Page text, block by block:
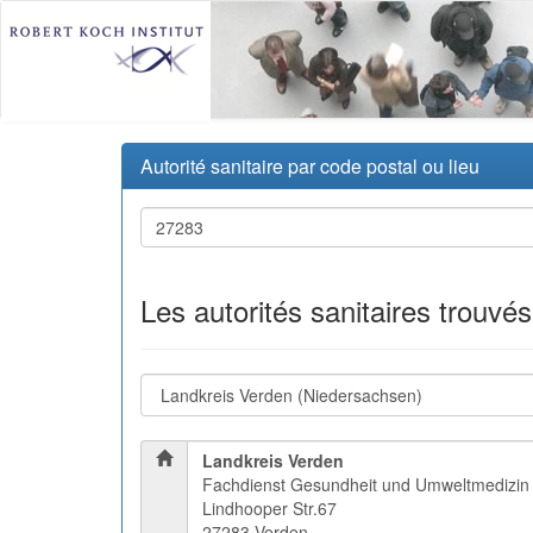
Autorité sanitaire par code postal ou lieu
Les autorités sanitaires
Landkreis Verden
Fachdienst Gesundheit und Umweltmedizin
Lindhooper Str.67